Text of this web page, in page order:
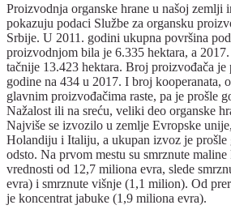
Proizvodnja organske hrane u našoj zemlji
pokazuju podaci Službe za organsku
Srbije. U 2011. godini ukupna površina
proizvodnjom bila je 6.335 hektara, a
tačnije 13.423 hektara. Broj proizvođača je
godine na 434 u 2017. I broj kooperanata,
glavnim proizvođačima raste, pa je prošle
Nažalost ili na sreću, veliki deo organske
Najviše se izvozilo u zemlje Evropske
Holandiju i Italiju, a ukupan izvoz je prošle
odsto. Na prvom mestu su smrznute maline
vrednosti od 12,7 miliona evra, slede
evra) i smrznute višnje (1,1 milion). Od
je koncentrat jabuke (1,9 miliona evra).